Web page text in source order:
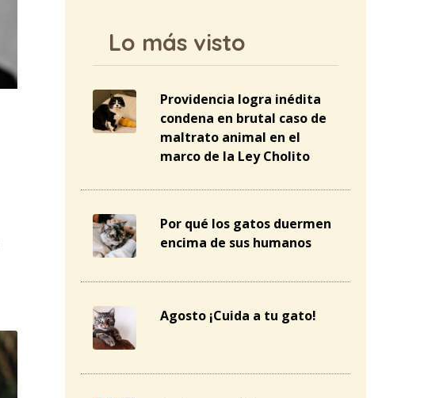
Lo más visto
Providencia logra inédita
condena en brutal caso de
maltrato animal en el
marco de la Ley Cholito
Por qué los gatos duermen
encima de sus humanos
Agosto ¡Cuida a tu gato!